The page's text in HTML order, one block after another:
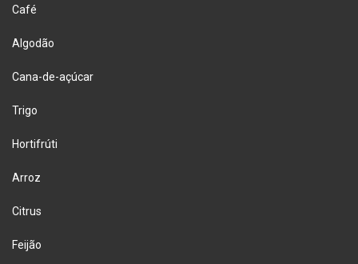
Café
Algodão
Cana-de-açúcar
Trigo
Hortifrúti
Arroz
Citrus
Feijão